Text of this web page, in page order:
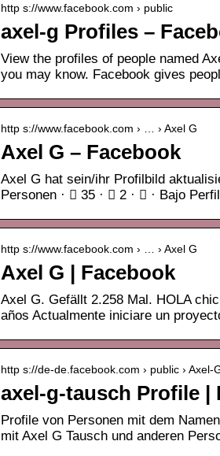
http s://www.facebook.com › public
axel-g Profiles –
View the profiles of people named
you may know. Facebook gives
http s://www.facebook.com › … › Axel G
Axel G – Facebook
Axel G hat sein/ihr Profilbild
Personen · 󰤥 35 · 󰤦 2 · 󰤧 · Bajo
http s://www.facebook.com › … › Axel G
Axel G | Facebook
Axel G. Gefällt 2.258 Mal. HOLA
años Actualmente iniciare un
http s://de-de.facebook.com › public › Axel-
axel-g-tausch Profile |
Profile von Personen mit dem
mit Axel G Tausch und anderen